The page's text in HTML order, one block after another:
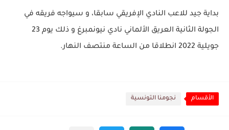
بداية جيد للاعب النادي الإفريقي سابقا، و سيواجه فريقه في
الجولة الثانية العريق الألماني نادي نيونمبرغ و ذلك يوم 23
جويلية 2022 انطلاقا من الساعة منتصف النهار.
الأقسام نجومنا التونسية